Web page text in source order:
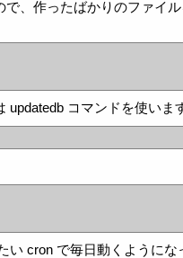
、作ったばかりのファイ
updatedb コマンドを使いま
い cron で毎日動くようにな